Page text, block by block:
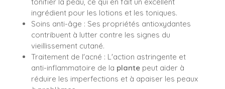
ingrédient pour les lotions et les toniques.
Soins anti-âge : Ses propriétés antioxydantes
contribuent à lutter contre les signes du
vieillissement cutané.
Traitement de l'acné : L'action astringente et
anti-inflammatoire de la plante peut aider à
réduire les imperfections et à apaiser les peaux